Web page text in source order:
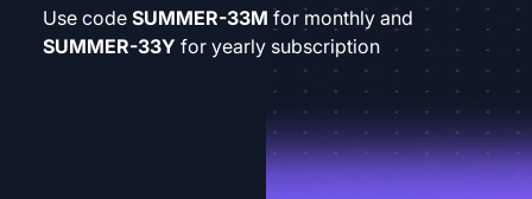
Use code SUMMER-33M for monthly and
SUMMER-33Y for yearly subscription